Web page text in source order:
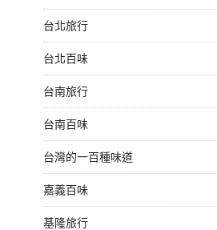
台北旅行
台北百味
台南旅行
台南百味
台灣的一百種味道
嘉義百味
基隆旅行